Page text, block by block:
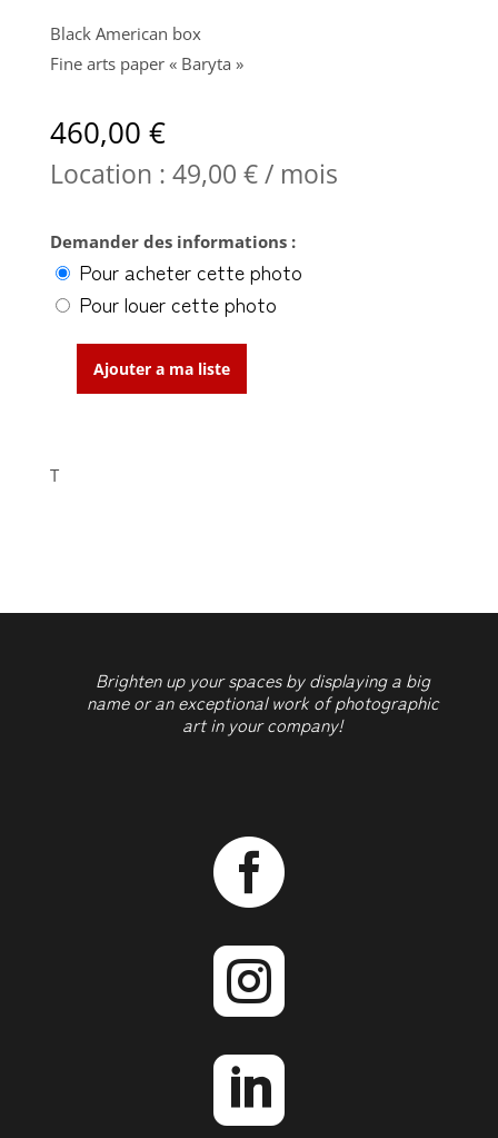
Black American box
Fine arts paper « Baryta »
460,00 €
Location : 49,00 €/ mois
Demander des informations :
Pour acheter cette photo
Pour louer cette photo
quantitéAjouter a ma liste
T
Brighten up your spaces by displaying a big
name or an exceptional work of photographic
art in your company!


